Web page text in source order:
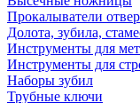
Прокалыватели
Долота, зубила,
Инструменты для
Инструменты для
Наборы зубил
Трубные ключи